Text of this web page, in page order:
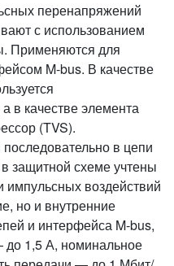
перенапряжений
с использованием
Применяются для
M-bus. В качестве
в качестве элемента
(TVS).
в цепи
защитной схеме учтены
импульсных воздействий
но и внутренние
и интерфейса M-bus,
до 1,5 А, номинальное